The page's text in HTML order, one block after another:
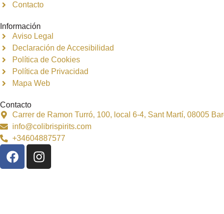
Contacto
Información
Aviso Legal
Declaración de Accesibilidad
Política de Cookies
Política de Privacidad
Mapa Web
Contacto
Carrer de Ramon Turró, 100, local 6-4, Sant Martí, 08005
info@colibrispirits.com
+34604887577